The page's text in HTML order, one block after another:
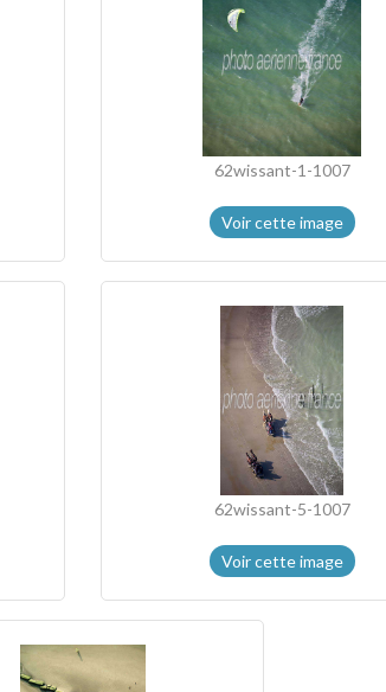
62wissant-1-1007
Voir cette image
62wissant-5-1007
Voir cette image